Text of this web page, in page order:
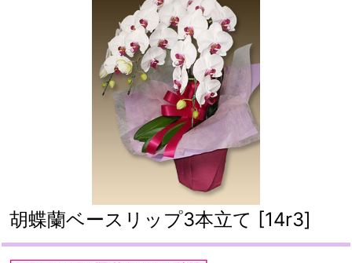
胡蝶蘭ベースリップ3本立て [14r3]